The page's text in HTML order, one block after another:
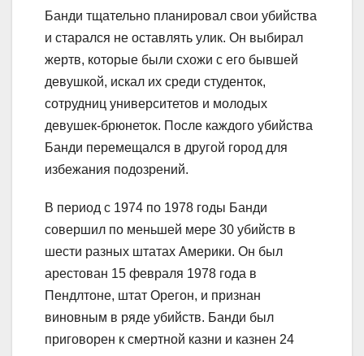
Банди тщательно планировал свои убийства
и старался не оставлять улик. Он выбирал
жертв, которые были схожи с его бывшей
девушкой, искал их среди студенток,
сотрудниц университетов и молодых
девушек-брюнеток. После каждого убийства
Банди перемещался в другой город для
избежания подозрений.
В период с 1974 по 1978 годы Банди
совершил по меньшей мере 30 убийств в
шести разных штатах Америки. Он был
арестован 15 февраля 1978 года в
Пендлтоне, штат Орегон, и признан
виновным в ряде убийств. Банди был
приговорен к смертной казни и казнен 24